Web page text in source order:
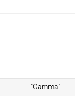
"Gamma"